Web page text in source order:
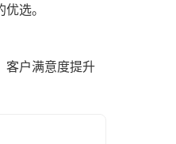
选。
客户满意度提升